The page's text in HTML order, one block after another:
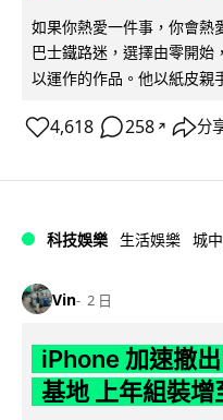
如果你熱愛一件事，你會熱
巴士鐵路迷，選擇由零開始
以運作的作品。他以紙皮親
4,618 258 ↗ 分
科技娛樂 生活娛樂 城
Vin 2 日
iPhone 加速撤
基地 上年組裝